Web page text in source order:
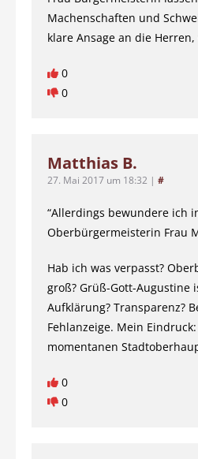
Machenschaften und
klare Ansage an die
0
0
Matthias B.
27. Mai 2017 um 18:32 | #
“Allerdings bewundere ich
Oberbürgermeisterin Frau
Hab ich was verpasst?
groß? Grüß-Gott-Augustine
Aufklärung? Transparenz?
Fehlanzeige. Mein
momentanen
0
0